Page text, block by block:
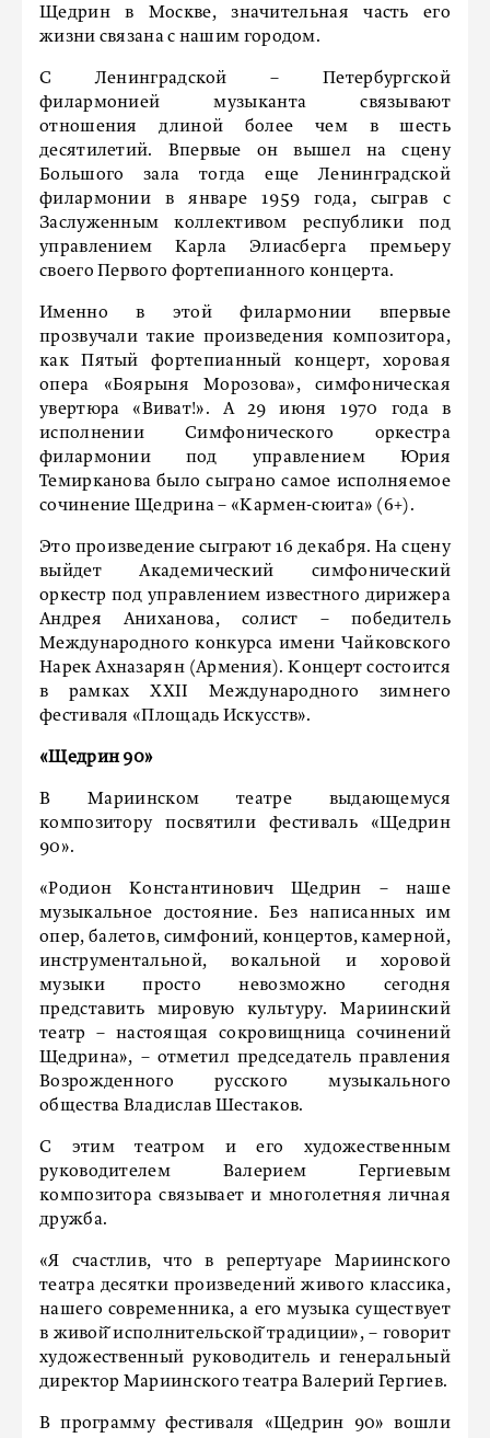
Щедрин в Москве, значительная часть его
жизни связана с нашим городом.
С Ленинградской – Петербургской
филармонией музыканта связывают
отношения длиной более чем в шесть
десятилетий. Впервые он вышел на сцену
Большого зала тогда еще Ленинградской
филармонии в январе 1959 года, сыграв с
Заслуженным коллективом республики под
управлением Карла Элиасберга премьеру
своего Первого фортепианного концерта.
Именно в этой филармонии впервые
прозвучали такие произведения композитора,
как Пятый фортепианный концерт, хоровая
опера «Боярыня Морозова», симфоническая
увертюра «Виват!». А 29 июня 1970 года в
исполнении Симфонического оркестра
филармонии под управлением Юрия
Темирканова было сыграно самое исполняемое
сочинение Щедрина – «Кармен-сюита» (6+).
Это произведение сыграют 16 декабря. На сцену
выйдет Академический симфонический
оркестр под управлением известного дирижера
Андрея Аниханова, солист – победитель
Международного конкурса имени Чайковского
Нарек Ахназарян (Армения). Концерт состоится
в рамках XXII Международного зимнего
фестиваля «Площадь Искусств».
«Щедрин 90»
В Мариинском театре выдающемуся
композитору посвятили фестиваль «Щедрин
90».
«Родион Константинович Щедрин – наше
музыкальное достояние. Без написанных им
опер, балетов, симфоний, концертов, камерной,
инструментальной, вокальной и хоровой
музыки просто невозможно сегодня
представить мировую культуру. Мариинский
театр – настоящая сокровищница сочинений
Щедрина», – отметил председатель правления
Возрожденного русского музыкального
общества Владислав Шестаков.
С этим театром и его художественным
руководителем Валерием Гергиевым
композитора связывает и многолетняя личная
дружба.
«Я счастлив, что в репертуаре Мариинского
театра десятки произведений живого классика,
нашего современника, а его музыка существует
в живой̆ исполнительской̆ традиции», – говорит
художественный руководитель и генеральный
директор Мариинского театра Валерий Гергиев.
В программу фестиваля «Щедрин 90» вошли